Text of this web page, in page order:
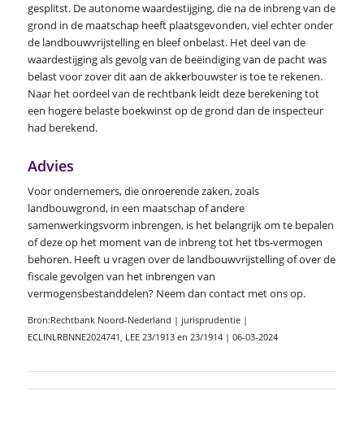
gesplitst. De autonome waardestijging, die na de inbreng van de
grond in de maatschap heeft plaatsgevonden, viel echter onder
de landbouwvrijstelling en bleef onbelast. Het deel van de
waardestijging als gevolg van de beëindiging van de pacht was
belast voor zover dit aan de akkerbouwster is toe te rekenen.
Naar het oordeel van de rechtbank leidt deze berekening tot
een hogere belaste boekwinst op de grond dan de inspecteur
had berekend.
Advies
Voor ondernemers, die onroerende zaken, zoals
landbouwgrond, in een maatschap of andere
samenwerkingsvorm inbrengen, is het belangrijk om te bepalen
of deze op het moment van de inbreng tot het tbs-vermogen
behoren. Heeft u vragen over de landbouwvrijstelling of over de
fiscale gevolgen van het inbrengen van
vermogensbestanddelen? Neem dan contact met ons op.
Bron:Rechtbank Noord-Nederland | jurisprudentie |
ECLINLRBNNE2024741, LEE 23/1913 en 23/1914 | 06-03-2024